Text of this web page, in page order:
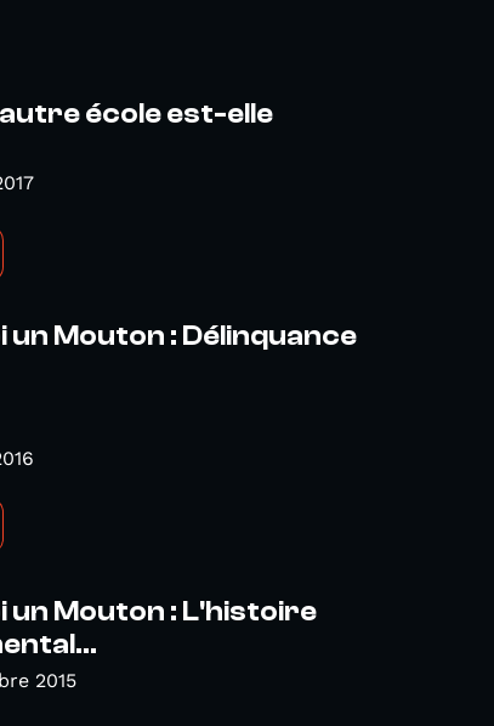
autre école est-elle
un Mouton : Délinquance
un Mouton : L'histoire
2015